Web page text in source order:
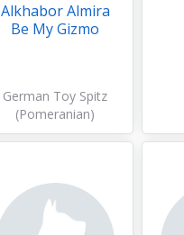
Alkhabor Almira
Be Мy Gizmo
German Toy Spitz
(Pomeranian)